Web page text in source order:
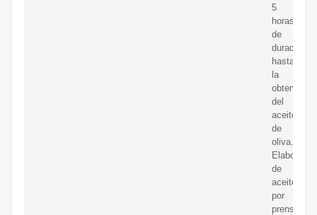
5
horas
de
duración
hasta
la
obtención
del
aceite
de
oliva.
de
aceite
por
prensado